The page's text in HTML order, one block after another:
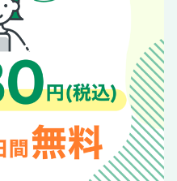
き合い方ができる
って撥水機能回復
い
の質感に合わせて手入れを変
×つけ置き／【38】重曹で白
ックリストを作っておく